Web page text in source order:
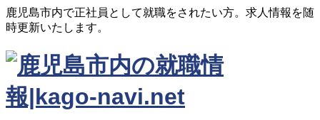
鹿児島市内で正社員として就職をされたい方。求人情報を随
時更新いたします。